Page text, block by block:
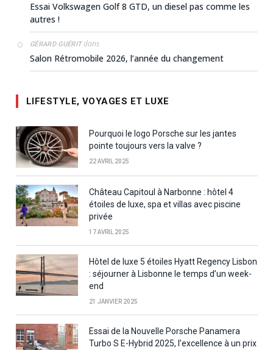
Essai Volkswagen Golf 8 GTD, un diesel pas comme les
autres !
GÉRARD GUÉRITdans
Salon Rétromobile 2026, l’année du changement
LIFESTYLE, VOYAGES ET LUXE
Pourquoi le logo Porsche sur les jantes
pointe toujours vers la valve ?
22 AVRIL 2025
Château Capitoul à Narbonne : hôtel 4
étoiles de luxe, spa et villas avec piscine
privée
17 AVRIL 2025
Hôtel de luxe 5 étoiles Hyatt Regency Lisbon
: séjourner à Lisbonne le temps d’un week-
end
21 JANVIER 2025
Essai de la Nouvelle Porsche Panamera
Turbo S E-Hybrid 2025, l’excellence à un prix